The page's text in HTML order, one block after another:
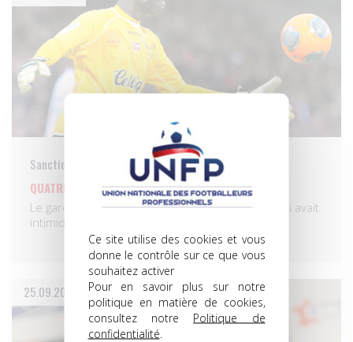
Ce site utilise des cookies et vous
donne le contrôle sur ce que vous
souhaitez activer
Pour en savoir plus sur notre
politique en matière de cookies,
consultez notre Politique de
confidentialité
Sanctions
QUATRE MATCHES DE PLUS POUR SAMASSA!
Le gardien de Guingamp Mamadou Samassa, qui avait
intimidé…
25.09.2014